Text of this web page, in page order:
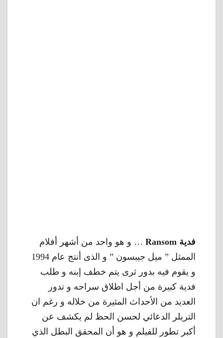
فدية Ransom
… و هو واحد من أشهر أفلام
الممثل ” ميل جيبسون ” و الذى أنتج عام 1994
و يقوم فيه بدور ثرى يتم خطف إبنه و طلب
فدية كبيرة من أجل اطلاق سراحه و تدور
العديد من الأحداث المثيرة من خلاله و رغم ان
التريلر الدعائي لحسن الحظ لم يكشف عن
أكبر تطور للفيلم و هو أن المحقق البطل الذي